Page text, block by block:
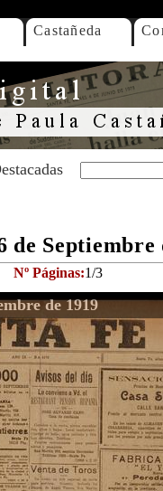
Castañeda
de Septiembre
Nº Páginas:1/3
de 1919